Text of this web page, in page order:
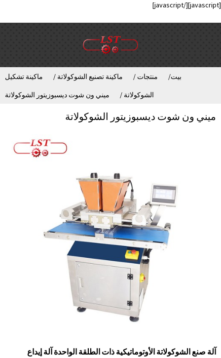
[javascript]
[/javascript]
بيت منتجات ماكينة تصنيع الشوكولاتة ماكينة تشكيل
الشوكولاتة ميني ون شوت ديسبوزيتور الشوكولاتة
ميني ون شوت ديسبوزيتور الشوكولاتة
آلة صنع الشوكولاتة الأوتوماتيكية ذات الطلقة الواحدة آلة إيداع